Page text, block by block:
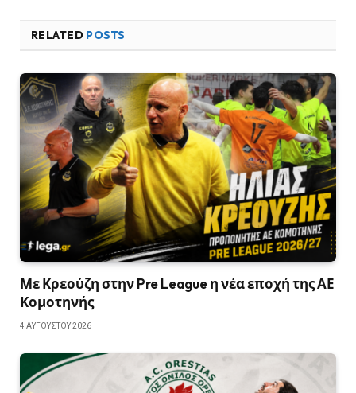
RELATED POSTS
Με Κρεούζη στην Pre League η νέα εποχή της ΑΕ
Κομοτηνής
4 ΑΥΓΟΎΣΤΟΥ 2026